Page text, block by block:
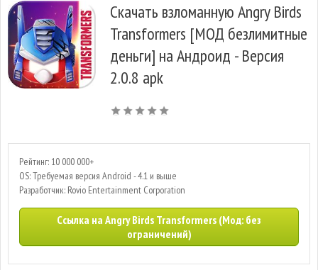
Скачать взломанную Angry Birds
Transformers [МОД безлимитные
деньги] на Андроид - Версия
2.0.8 apk
Рейтинг: 10 000 000+
OS: Требуемая версия Android - 4.1 и выше
Разработчик: Rovio Entertainment Corporation
Ссылка на Angry Birds Transformers (Мод: без
ограничений)